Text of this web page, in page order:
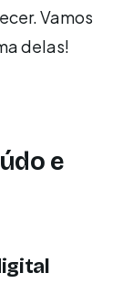
Vamos
delas!
e